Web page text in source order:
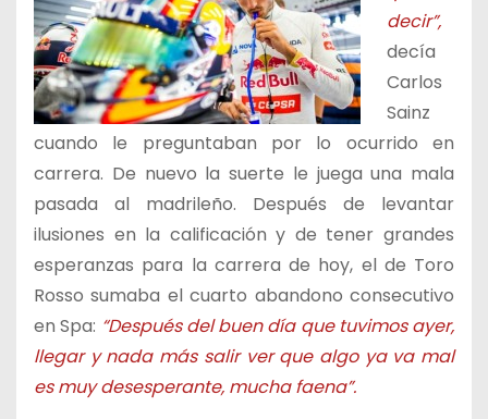
decir”,
decía
Carlos
Sainz
cuando le preguntaban por lo ocurrido en
carrera. De nuevo la suerte le juega una mala
pasada al madrileño. Después de levantar
ilusiones en la calificación y de tener grandes
esperanzas para la carrera de hoy, el de Toro
Rosso sumaba el cuarto abandono consecutivo
en Spa: “Después del buen día que tuvimos ayer,
llegar y nada más salir ver que algo ya va mal
es muy desesperante, mucha faena”.